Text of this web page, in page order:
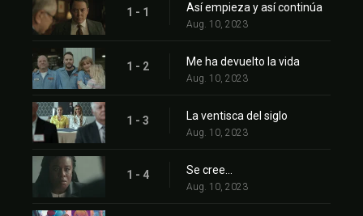
1 - 1 Así empieza y así continúa
Aug. 10, 2023
1 - 2 Me ha devuelto la vida
Aug. 10, 2023
1 - 3 La ventisca del siglo
Aug. 10, 2023
1 - 4 Se cree...
Aug. 10, 2023